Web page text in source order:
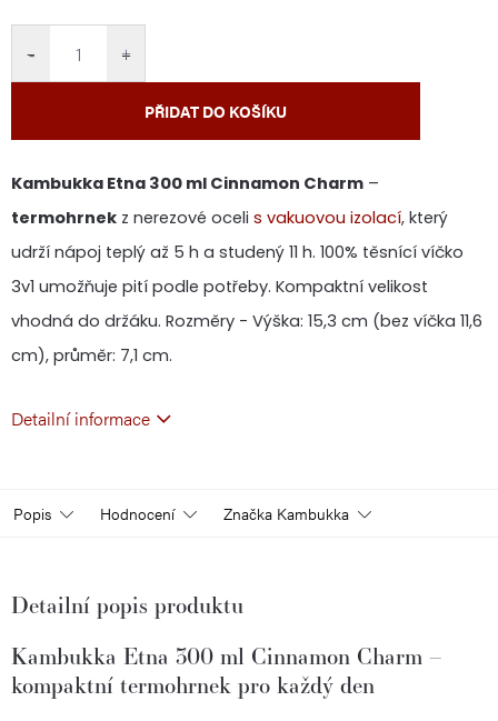
+
−
PŘIDAT DO KOŠÍKU
Kambukka Etna 300 ml Cinnamon Charm –
termohrnek z nerezové oceli s vakuovou izolací, který
udrží nápoj teplý až 5 h a studený 11 h. 100% těsnící víčko
3v1 umožňuje pití podle potřeby. Kompaktní velikost
vhodná do držáku. Rozměry - Výška: 15,3 cm (bez víčka 11,6
cm), průměr: 7,1 cm.
Detailní informace
Popis Hodnocení Značka Kambukka
Detailní popis produktu
Kambukka Etna 300 ml Cinnamon Charm –
kompaktní termohrnek pro každý den